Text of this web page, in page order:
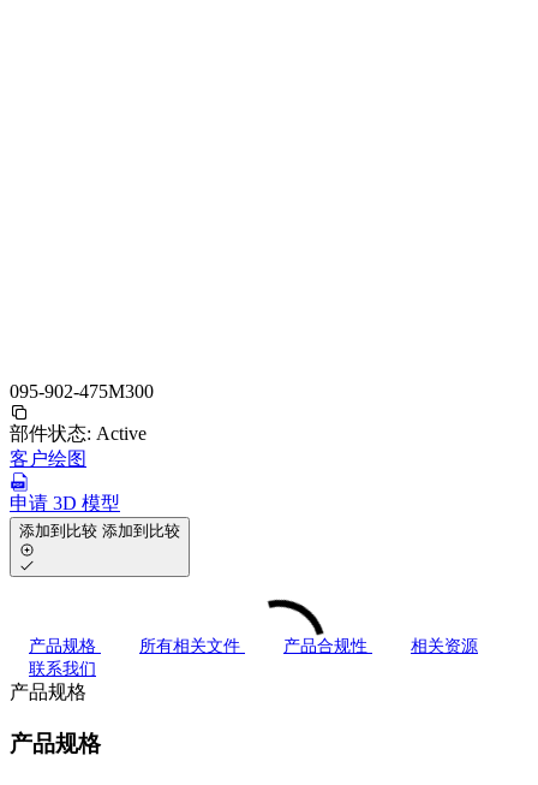
095-902-475M300
部件状态: Active
客户绘图
申请 3D 模型
添加到比较 添加到比较
产品规格 所有相关文件 产品合规性
相关资源
联系我们
产品规格
产品规格